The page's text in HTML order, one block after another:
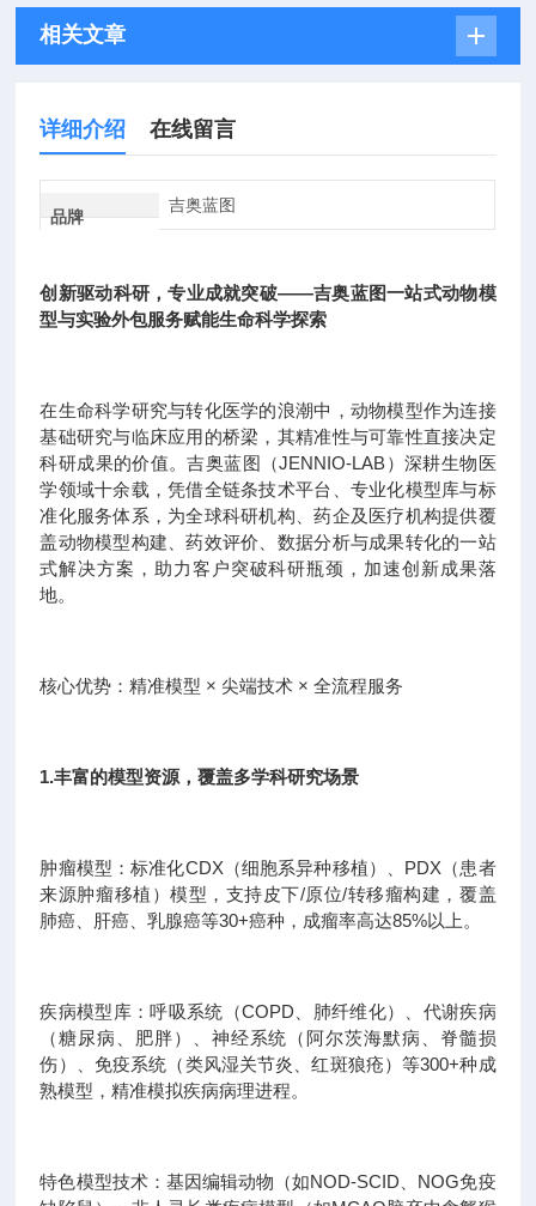
相关文章
详细介绍 在线留言
品牌
吉奥蓝图
创新驱动科研，专业成就突破——吉奥蓝图一站式动物模
型与实验外包服务赋能生命科学探索
在生命科学研究与转化医学的浪潮中，动物模型作为连接
基础研究与临床应用的桥梁，其精准性与可靠性直接决定
科研成果的价值。吉奥蓝图（JENNIO-LAB）深耕生物医
学领域十余载，凭借全链条技术平台、专业化模型库与标
准化服务体系，为全球科研机构、药企及医疗机构提供覆
盖动物模型构建、药效评价、数据分析与成果转化的一站
式解决方案，助力客户突破科研瓶颈，加速创新成果落
地。
核心优势：精准模型 × 尖端技术 × 全流程服务
1.丰富的模型资源，覆盖多学科研究场景
肿瘤模型：标准化CDX（细胞系异种移植）、PDX（患者
来源肿瘤移植）模型，支持皮下/原位/转移瘤构建，覆盖
肺癌、肝癌、乳腺癌等30+癌种，成瘤率高达85%以上。
疾病模型库：呼吸系统（COPD、肺纤维化）、代谢疾病
（糖尿病、肥胖）、神经系统（阿尔茨海默病、脊髓损
伤）、免疫系统（类风湿关节炎、红斑狼疮）等300+种成
熟模型，精准模拟疾病病理进程。
特色模型技术：基因编辑动物（如NOD-SCID、NOG免疫